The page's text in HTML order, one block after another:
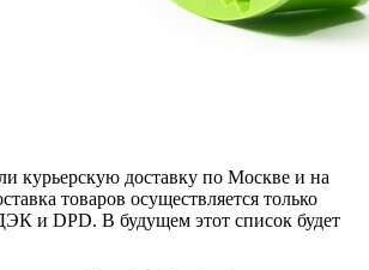
курьерскую доставку по Москве и на
товаров осуществляется только
и DPD. В будущем этот список будет